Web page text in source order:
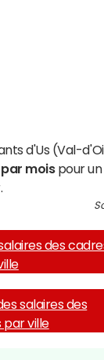
d'Us (Val-
par moispour un
des
salaires des
par ville